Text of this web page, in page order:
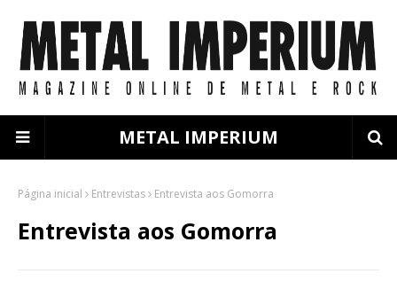
METAL IMPERIUM
Página inicial Entrevistas Entrevista aos Gomorra
Entrevista aos Gomorra